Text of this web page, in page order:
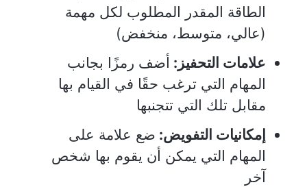
الطاقة المقدر المطلوب لكل مهمة
(عالي، متوسط، منخفض)
علامات التحفيز: أضف رمزًا بجانب
المهام التي ترغب حقًا في القيام بها
مقابل تلك التي تتجنبها
إمكانيات التفويض: ضع علامة على
المهام التي يمكن أن يقوم بها شخص
آخر